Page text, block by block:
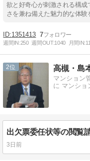
欲と好奇心が刺激される構成
さを兼ね備えた魅力的な体
1351413 7
週間IN:250 週間OUT:1040 月間IN:
2 高槻・島
マンション
に マンショ
出欠票委任状等の閲覧
3日前